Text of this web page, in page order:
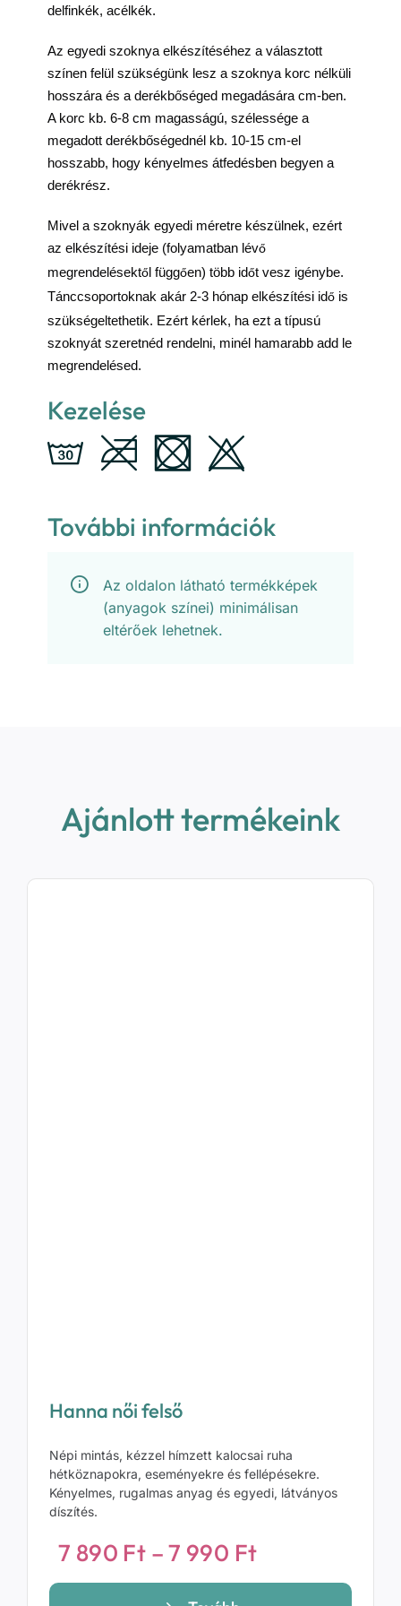
delfinkék, acélkék.
Az egyedi szoknya elkészítéséhez a választott
színen felül szükségünk lesz a szoknya korc nélküli
hosszára és a derékbőséged megadására cm-ben.
A korc kb. 6-8 cm magasságú, szélessége a
megadott derékbőségednél kb. 10-15 cm-el
hosszabb, hogy kényelmes átfedésben begyen a
derékrész.
Mivel a szoknyák egyedi méretre készülnek, ezért
az elkészítési ideje (folyamatban lévő
megrendelésektő l függően) több időt vesz igénybe.
Tánccsoportoknak akár 2-3 hónap elkészítési idő is
szükségeltethetik. Ezért kérlek, ha ezt a típusú
szoknyát szeretnéd rendelni, minél hamarabb add le
megrendelésed.
Kezelése
További információk
Az oldalon látható termékképek
(anyagok színei) minimálisan
eltérőek lehetnek.
Ajánlott termékeink
Hanna női felső
Népi mintás, kézzel hímzett kalocsai ruha
hétköznapokra, eseményekre és fellépésekre.
Kényelmes, rugalmas anyag és egyedi, látványos
díszítés.
7 890 Ft –7 990 Ft
7